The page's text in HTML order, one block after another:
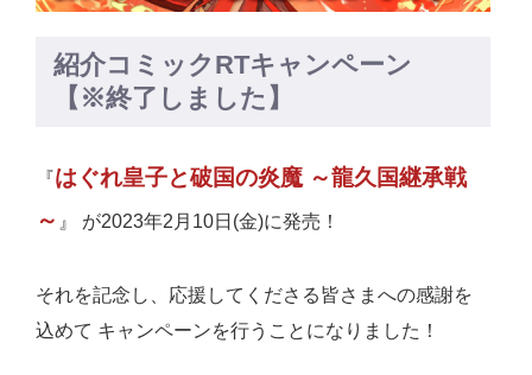
紹介コミックRTキャンペーン
【※終了しました】
『はぐれ皇子と破国の炎魔 ～龍久国継承戦
～ 』 が2023年2月10日(金)に発売！
それを記念し、応援してくださる皆さまへの感謝を
込めて キャンペーンを行うことになりました！